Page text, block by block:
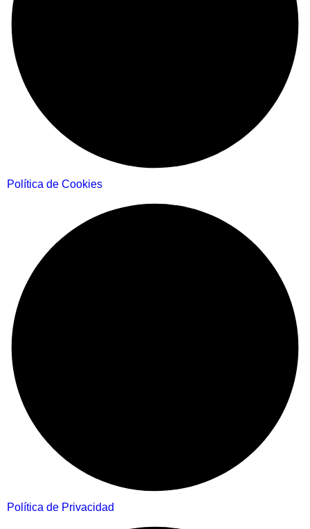
Política de Cookies
Política de Privacidad